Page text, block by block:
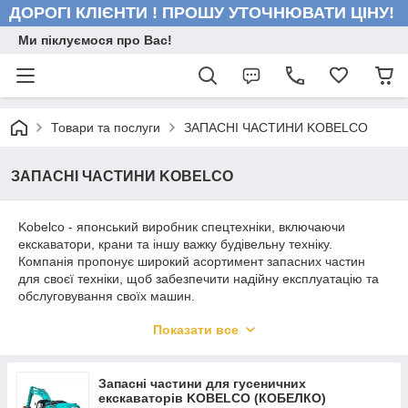
ДОРОГІ КЛІЄНТИ ! ПРОШУ УТОЧНЮВАТИ ЦІНУ!
Ми піклуємося про Вас!
Товари та послуги ЗАПАСНІ ЧАСТИНИ KOBELCO
ЗАПАСНІ ЧАСТИНИ KOBELCO
Kobelco - японський виробник спецтехніки, включаючи
екскаватори, крани та іншу важку будівельну техніку.
Компанія пропонує широкий асортимент запасних частин
для своєї техніки, щоб забезпечити надійну експлуатацію та
обслуговування своїх машин.
Гідроциліндри та гідророзподільники.
Показати все
Запасні частини для гусеничних
екскаваторів KOBELCO (КОБЕЛКО)